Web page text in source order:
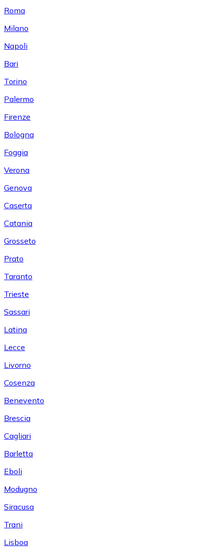
Roma
Milano
Napoli
Bari
Torino
Palermo
Firenze
Bologna
Foggia
Verona
Genova
Caserta
Catania
Grosseto
Prato
Taranto
Trieste
Sassari
Latina
Lecce
Livorno
Cosenza
Benevento
Brescia
Cagliari
Barletta
Eboli
Modugno
Siracusa
Trani
Lisboa